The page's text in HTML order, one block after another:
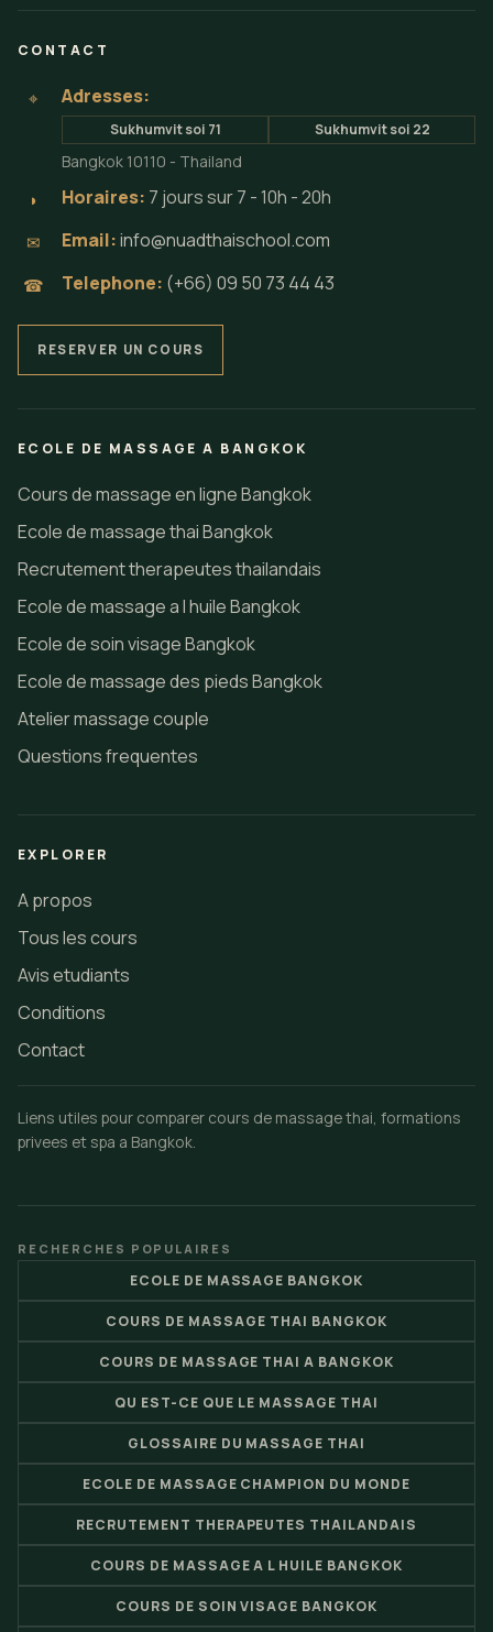
CONTACT
⌖ Adresses:
Sukhumvit soi 71 Sukhumvit soi 22
Bangkok 10110 - Thailand
◗ Horaires: 7 jours sur 7 - 10h - 20h
✉ Email:info@nuadthaischool.com
☎ Telephone: (+66) 09 50 73 44 43
RESERVER UN COURS
ECOLE DE MASSAGE A BANGKOK
Cours de massage en ligne Bangkok
Ecole de massage thai Bangkok
Recrutement therapeutes thailandais
Ecole de massage a l huile Bangkok
Ecole de soin visage Bangkok
Ecole de massage des pieds Bangkok
Atelier massage couple
Questions frequentes
EXPLORER
A propos
Tous les cours
Avis etudiants
Conditions
Contact
Liens utiles pour comparer cours de massage thai, formations
privees et spa a Bangkok.
RECHERCHES POPULAIRES
ECOLE DE MASSAGE BANGKOK
COURS DE MASSAGE THAI BANGKOK
COURS DE MASSAGE THAI A BANGKOK
QU EST-CE QUE LE MASSAGE THAI
GLOSSAIRE DU MASSAGE THAI
ECOLE DE MASSAGE CHAMPION DU MONDE
RECRUTEMENT THERAPEUTES THAILANDAIS
COURS DE MASSAGE A L HUILE BANGKOK
COURS DE SOIN VISAGE BANGKOK